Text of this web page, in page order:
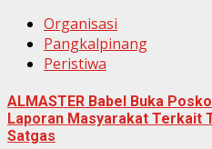
Organisasi
Pangkalpinang
Peristiwa
ALMASTER Babel Buka
Laporan Masyarakat Terkait
Satgas